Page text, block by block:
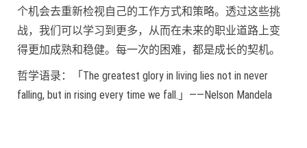
个机会去重新检视自己的工作方式和策略。透过这些挑
战，我们可以学习到更多，从而在未来的职业道路上变
得更加成熟和稳健。每一次的困难，都是成长的契机。
哲学语录：「The greatest glory in living lies not in never
falling, but in rising every time we fall.」——Nelson Mandela